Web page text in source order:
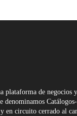
plataforma de negocios
denominamos
en circuito cerrado al